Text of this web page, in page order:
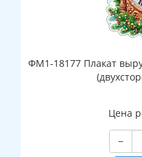
ФМ1-18177 Плакат
Цена
−